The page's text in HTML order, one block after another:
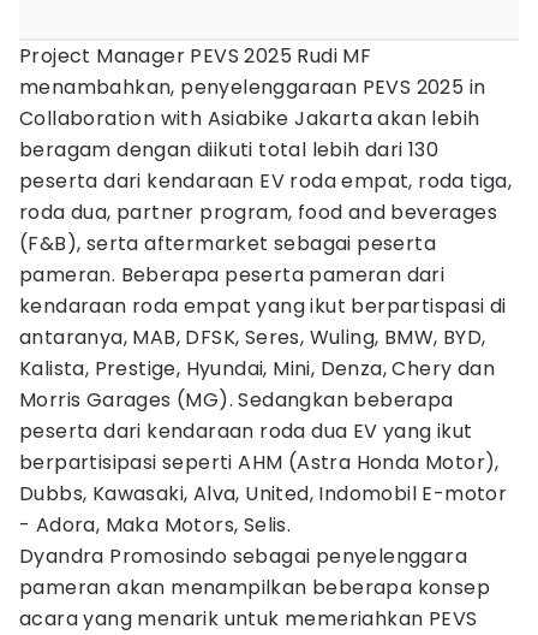
Project Manager PEVS 2025 Rudi MF
menambahkan, penyelenggaraan PEVS 2025 in
Collaboration with Asiabike Jakarta akan lebih
beragam dengan diikuti total lebih dari 130
peserta dari kendaraan EV roda empat, roda tiga,
roda dua, partner program, food and beverages
(F&B), serta aftermarket sebagai peserta
pameran. Beberapa peserta pameran dari
kendaraan roda empat yang ikut berpartispasi di
antaranya, MAB, DFSK, Seres, Wuling, BMW, BYD,
Kalista, Prestige, Hyundai, Mini, Denza, Chery dan
Morris Garages (MG). Sedangkan beberapa
peserta dari kendaraan roda dua EV yang ikut
berpartisipasi seperti AHM (Astra Honda Motor),
Dubbs, Kawasaki, Alva, United, Indomobil E-motor
- Adora, Maka Motors, Selis.
Dyandra Promosindo sebagai penyelenggara
pameran akan menampilkan beberapa konsep
acara yang menarik untuk memeriahkan PEVS